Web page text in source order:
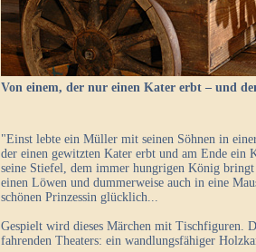
Von einem, der nur einen Kater erbt – und
"Einst lebte ein Müller mit seinen Söhnen in
der einen gewitzten Kater erbt und am Ende ein
seine Stiefel, dem immer hungrigen König
einen Löwen und dummerweise auch in eine
schönen Prinzessin glücklich...
Gespielt wird dieses Märchen mit Tischfiguren.
fahrenden Theaters: ein wandlungsfähiger